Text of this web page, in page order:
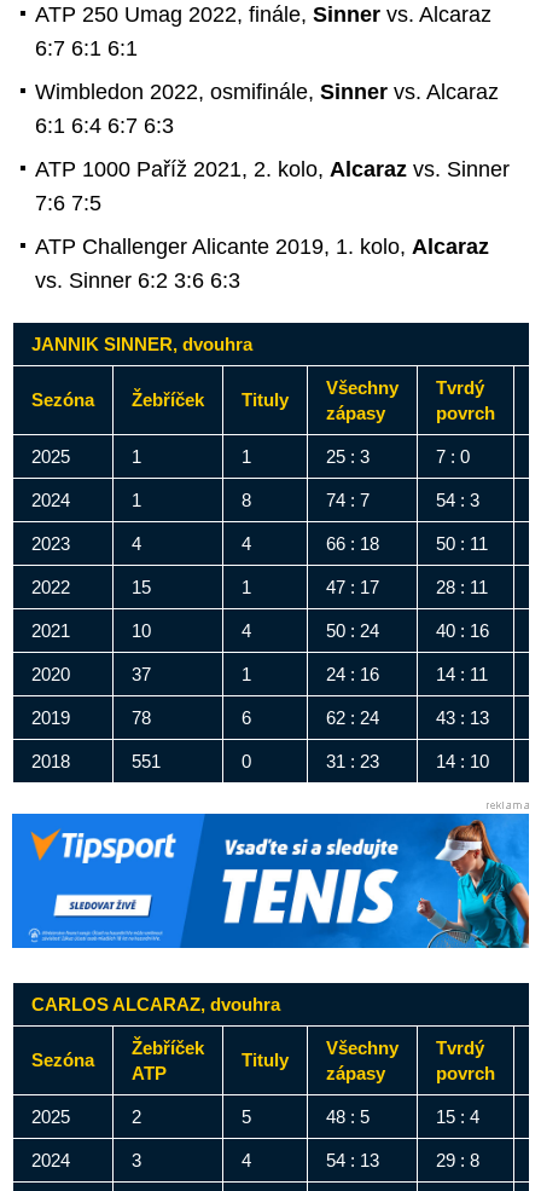
ATP 250 Umag 2022, finále, Sinner vs. Alcaraz
6:7 6:1 6:1
Wimbledon 2022, osmifinále, Sinner vs. Alcaraz
6:1 6:4 6:7 6:3
ATP 1000 Paříž 2021, 2. kolo, Alcaraz vs. Sinner
7:6 7:5
ATP Challenger Alicante 2019, 1. kolo, Alcaraz
vs. Sinner 6:2 3:6 6:3
JANNIK SINNER, dvouhra
Sezóna Žebříček Tituly
Všechny
zápasy
Tvrdý
povrch
2025 1 1 25 : 3 7 : 0
2024 1 8 74 : 7 54 : 3
2023 4 4 66 : 18 50 : 11
2022 15 1 47 : 17 28 : 11
2021 10 4 50 : 24 40 : 16
2020 37 1 24 : 16 14 : 11
2019 78 6 62 : 24 43 : 13
2018 551 0 31 : 23 14 : 10
CARLOS ALCARAZ, dvouhra
Sezóna
Žebříček
ATP
Tituly
Všechny
zápasy
Tvrdý
povrch
2025 2 5 48 : 5 15 : 4
2024 3 4 54 : 13 29 : 8